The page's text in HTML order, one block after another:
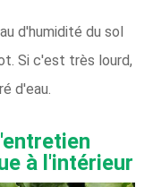
d'humidité du sol
Si c'est très lourd,
d'eau.
à l'intérieur